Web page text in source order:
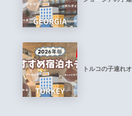
トルコの子連れ